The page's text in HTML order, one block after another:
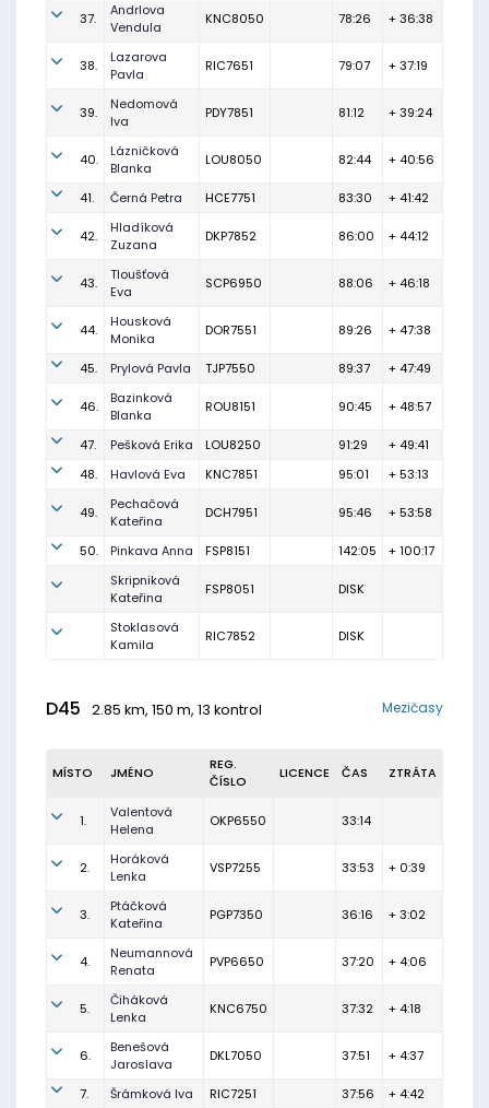
37.
Andrlova
Vendula
KNC8050 78:26 + 36:38
38.
Lazarova
Pavla
RIC7651 79:07 + 37:19
39.
Nedomová
Iva
PDY7851 81:12 + 39:24
40.
Lázničková
Blanka
LOU8050 82:44 + 40:56
41. Černá Petra HCE7751 83:30 + 41:42
42.
Hladíková
Zuzana
DKP7852 86:00 + 44:12
43.
Tloušťová
Eva
SCP6950 88:06 + 46:18
44.
Housková
Monika
DOR7551 89:26 + 47:38
45. Prylová Pavla TJP7550 89:37 + 47:49
46.
Bazinková
Blanka
ROU8151 90:45 + 48:57
47. Pešková Erika LOU8250 91:29
+ 49:41
48.
Havlová Eva KNC7851 95:01 + 53:13
49.
Pechačová
Kateřina
DCH7951 95:46 + 53:58
50. Pinkava Anna FSP8151 142:05
+ 100:17
Skripniková
Kateřina
FSP8051 DISK
Stoklasová
Kamila
RIC7852 DISK
D45 2.85 km, 150 m, 13 kontrol Mezičasy
MÍSTO JMÉNO
REG.
ČÍSLO
LICENCE ČAS ZTRÁTA
1.
Valentová
Helena
OKP6550 33:14
2.
Horáková
Lenka
VSP7255 33:53 + 0:39
3.
Ptáčková
Kateřina
PGP7350 36:16 + 3:02
4.
Neumannová
Renata
PVP6650 37:20 + 4:06
5.
Čiháková
Lenka
KNC6750 37:32 + 4:18
6.
Benešová
Jaroslava
DKL7050 37:51 + 4:37
7. Šrámková Iva RIC7251 37:56 + 4:42